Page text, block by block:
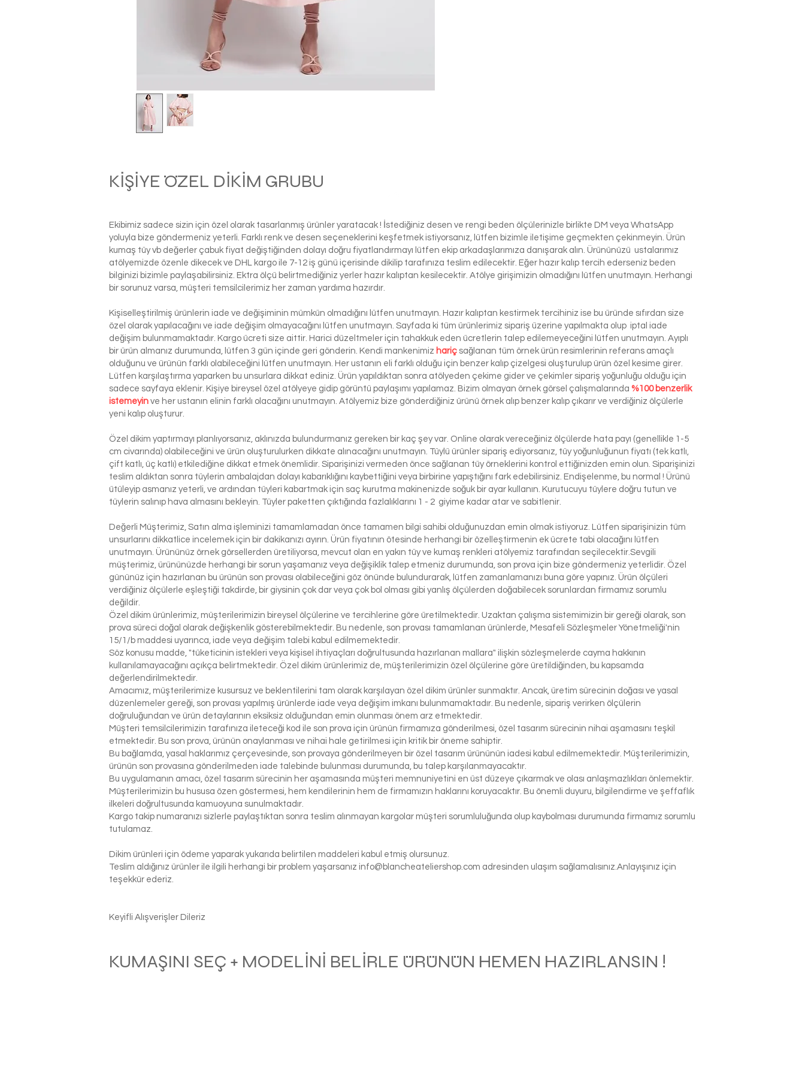
KİŞİYE ÖZEL DİKİM GRUBU
Ekibimiz sadece sizin için özel olarak tasarlanmış ürünler yaratacak ! İstediğiniz desen ve rengi beden ölçülerinizle birlikte DM veya WhatsApp
yoluyla bize göndermeniz yeterli. Farklı renk ve desen seçeneklerini keşfetmek istiyorsanız, lütfen bizimle iletişime geçmekten çekinmeyin. Ürün
kumaş tüy vb değerler çabuk fiyat değiştiğinden dolayı doğru fiyatlandırmayı lütfen ekip arkadaşlarımıza danışarak alın. Ürününüzü ustalarımız
atölyemizde özenle dikecek ve DHL kargo ile 7-12 iş günü içerisinde dikilip tarafınıza teslim edilecektir. Eğer hazır kalıp tercih ederseniz beden
bilginizi bizimle paylaşabilirsiniz. Ektra ölçü belirtmediğiniz yerler hazır kalıptan kesilecektir. Atölye girişimizin olmadığını lütfen unutmayın. Herhangi
bir sorunuz varsa, müşteri temsilcilerimiz her zaman yardıma hazırdır.
Kişiselleştirilmiş ürünlerin iade ve değişiminin mümkün olmadığını lütfen unutmayın. Hazır kalıptan kestirmek tercihiniz ise bu üründe sıfırdan size
özel olarak yapılacağını ve iade değişim olmayacağını lütfen unutmayın. Sayfada ki tüm ürünlerimiz sipariş üzerine yapılmakta olup iptal iade
değişim bulunmamaktadır. Kargo ücreti size aittir. Harici düzeltmeler için tahakkuk eden ücretlerin talep edilemeyeceğini lütfen unutmayın. Ayıplı
bir ürün almanız durumunda, lütfen 3 gün içinde geri gönderin. Kendi mankenimiz hariç sağlanan tüm örnek ürün resimlerinin referans amaçlı
olduğunu ve ürünün farklı olabileceğini lütfen unutmayın. Her ustanın eli farklı olduğu için benzer kalıp çizelgesi oluşturulup ürün özel kesime girer.
Lütfen karşılaştırma yaparken bu unsurlara dikkat ediniz. Ürün yapıldıktan sonra atölyeden çekime gider ve çekimler sipariş yoğunluğu olduğu için
sadece sayfaya eklenir. Kişiye bireysel özel atölyeye gidip görüntü paylaşımı yapılamaz. Bizim olmayan örnek görsel çalışmalarında %100 benzerlik
istemeyin ve her ustanın elinin farklı olacağını unutmayın. Atölyemiz bize gönderdiğiniz ürünü örnek alıp benzer kalıp çıkarır ve verdiğiniz ölçülerle
yeni kalıp oluşturur.
Özel dikim yaptırmayı planlıyorsanız, aklınızda bulundurmanız gereken bir kaç şey var. Online olarak vereceğiniz ölçülerde hata payı (genellikle 1-5
cm civarında) olabileceğini ve ürün oluşturulurken dikkate alınacağını unutmayın. Tüylü ürünler sipariş ediyorsanız, tüy yoğunluğunun fiyatı (tek katlı,
çift katlı, üç katlı) etkilediğine dikkat etmek önemlidir. Siparişinizi vermeden önce sağlanan tüy örneklerini kontrol ettiğinizden emin olun. Siparişinizi
teslim aldıktan sonra tüylerin ambalajdan dolayı kabarıklığını kaybettiğini veya birbirine yapıştığını fark edebilirsiniz. Endişelenme, bu normal ! Ürünü
ütüleyip asmanız yeterli, ve ardından tüyleri kabartmak için saç kurutma makinenizde soğuk bir ayar kullanın. Kurutucuyu tüylere doğru tutun ve
tüylerin salınıp hava almasını bekleyin. Tüyler paketten çıktığında fazlalıklarını 1 - 2 giyime kadar atar ve sabitlenir.
Değerli Müşterimiz, Satın alma işleminizi tamamlamadan önce tamamen bilgi sahibi olduğunuzdan emin olmak istiyoruz. Lütfen siparişinizin tüm
unsurlarını dikkatlice incelemek için bir dakikanızı ayırın. Ürün fiyatının ötesinde herhangi bir özelleştirmenin ek ücrete tabi olacağını lütfen
unutmayın. Ürününüz örnek görsellerden üretiliyorsa, mevcut olan en yakın tüy ve kumaş renkleri atölyemiz tarafından seçilecektir.Sevgili
müşterimiz, ürününüzde herhangi bir sorun yaşamanız veya değişiklik talep etmeniz durumunda, son prova için bize göndermeniz yeterlidir. Özel
gününüz için hazırlanan bu ürünün son provası olabileceğini göz önünde bulundurarak, lütfen zamanlamanızı buna göre yapınız. Ürün ölçüleri
verdiğiniz ölçülerle eşleştiği takdirde, bir giysinin çok dar veya çok bol olması gibi yanlış ölçülerden doğabilecek sorunlardan firmamız sorumlu
değildir.
Özel dikim ürünlerimiz, müşterilerimizin bireysel ölçülerine ve tercihlerine göre üretilmektedir. Uzaktan çalışma sistemimizin bir gereği olarak, son
prova süreci doğal olarak değişkenlik gösterebilmektedir. Bu nedenle, son provası tamamlanan ürünlerde, Mesafeli Sözleşmeler Yönetmeliği'nin
15/1/b maddesi uyarınca, iade veya değişim talebi kabul edilmemektedir.
Söz konusu madde, "tüketicinin istekleri veya kişisel ihtiyaçları doğrultusunda hazırlanan mallara" ilişkin sözleşmelerde cayma hakkının
kullanılamayacağını açıkça belirtmektedir. Özel dikim ürünlerimiz de, müşterilerimizin özel ölçülerine göre üretildiğinden, bu kapsamda
değerlendirilmektedir.
Amacımız, müşterilerimize kusursuz ve beklentilerini tam olarak karşılayan özel dikim ürünler sunmaktır. Ancak, üretim sürecinin doğası ve yasal
düzenlemeler gereği, son provası yapılmış ürünlerde iade veya değişim imkanı bulunmamaktadır. Bu nedenle, sipariş verirken ölçülerin
doğruluğundan ve ürün detaylarının eksiksiz olduğundan emin olunması önem arz etmektedir.
Müşteri temsilcilerimizin tarafınıza ileteceği kod ile son prova için ürünün firmamıza gönderilmesi, özel tasarım sürecinin nihai aşamasını teşkil
etmektedir. Bu son prova, ürünün onaylanması ve nihai hale getirilmesi için kritik bir öneme sahiptir.
Bu bağlamda, yasal haklarımız çerçevesinde, son provaya gönderilmeyen bir özel tasarım ürününün iadesi kabul edilmemektedir. Müşterilerimizin,
ürünün son provasına gönderilmeden iade talebinde bulunması durumunda, bu talep karşılanmayacaktır.
Bu uygulamanın amacı, özel tasarım sürecinin her aşamasında müşteri memnuniyetini en üst düzeye çıkarmak ve olası anlaşmazlıkları önlemektir.
Müşterilerimizin bu hususa özen göstermesi, hem kendilerinin hem de firmamızın haklarını koruyacaktır. Bu önemli duyuru, bilgilendirme ve şeffaflık
ilkeleri doğrultusunda kamuoyuna sunulmaktadır.
Kargo takip numaranızı sizlerle paylaştıktan sonra teslim alınmayan kargolar müşteri sorumluluğunda olup kaybolması durumunda firmamız sorumlu
tutulamaz.
Dikim ürünleri için ödeme yaparak yukarıda belirtilen maddeleri kabul etmiş olursunuz.
Teslim aldığınız ürünler ile ilgili herhangi bir problem yaşarsanız info@blancheateliershop.com adresinden ulaşım sağlamalısınız.Anlayışınız için
teşekkür ederiz.
Keyifli Alışverişler Dileriz
KUMAŞINI SEÇ + MODELİNİ BELİRLE ÜRÜNÜN HEMEN HAZIRLANSIN !